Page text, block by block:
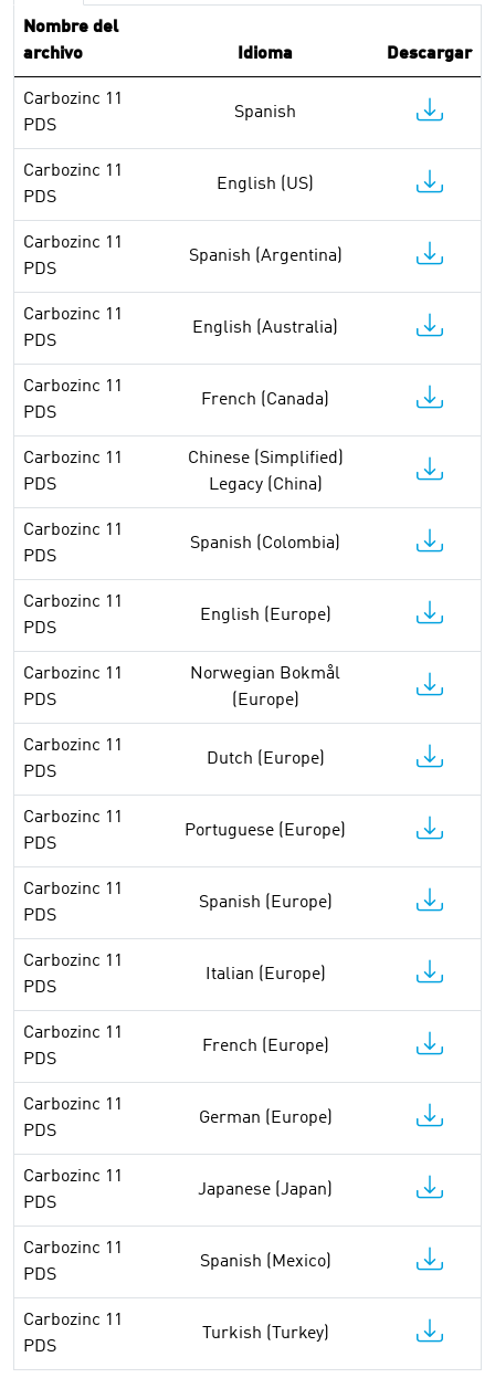
Nombre del
archivo
Idioma Descargar
Carbozinc 11
PDS
Spanish
Carbozinc 11
PDS
English (US)
Carbozinc 11
PDS
Spanish (Argentina)
Carbozinc 11
PDS
English (Australia)
Carbozinc 11
PDS
French (Canada)
Carbozinc 11
PDS
Chinese (Simplified)
Legacy (China)
Carbozinc 11
PDS
Spanish (Colombia)
Carbozinc 11
PDS
English (Europe)
Carbozinc 11
PDS
Norwegian Bokmål
(Europe)
Carbozinc 11
PDS
Dutch (Europe)
Carbozinc 11
PDS
Portuguese (Europe)
Carbozinc 11
PDS
Spanish (Europe)
Carbozinc 11
PDS
Italian (Europe)
Carbozinc 11
PDS
French (Europe)
Carbozinc 11
PDS
German (Europe)
Carbozinc 11
PDS
Japanese (Japan)
Carbozinc 11
PDS
Spanish (Mexico)
Carbozinc 11
PDS
Turkish (Turkey)